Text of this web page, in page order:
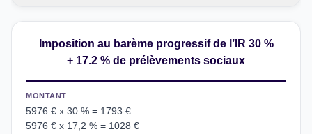
Imposition au barème progressif de l’IR 30 %
+ 17.2 % de prélèvements sociaux
MONTANT
5976 € x 30 % = 1793 €
5976 € x 17,2 % = 1028 €